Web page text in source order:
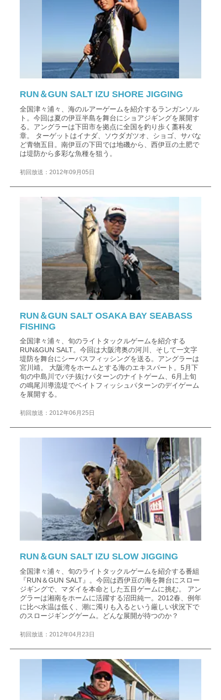
RUN＆GUN SALT IZU SHORE JIGGING
全国津々浦々、海のルアーゲームを紹介するランガンソル
ト。今回は夏の伊豆半島を舞台にショアジギングを展開す
る。アングラーは下田市を拠点に全国を釣り歩く藁科友
章。 ターゲットはイナダ、ソウダガツオ、ショゴ、サバな
ど青物五目。南伊豆の下田では地磯から、西伊豆の土肥で
は堤防から多彩な魚種を狙う。
初回放送：2012年09月05日
RUN＆GUN SALT OSAKA BAY SEABASS
FISHING
全国津々浦々、旬のライトタックルゲームを紹介する
RUN&GUN SALT。今回は大阪湾奥の河川、そして一文字
堤防を舞台にシーバスフィッシングを送る。アングラーは
宮川靖。 大阪湾をホームとする海のエキスパート。5月下
旬の中島川でバチ抜けパターンのナイトゲーム、6月上旬
の鳴尾川導流堤でベイトフィッシュパターンのデイゲーム
を展開する。
初回放送：2012年06月25日
RUN＆GUN SALT IZU SLOW JIGGING
全国津々浦々、旬のライトタックルゲームを紹介する番組
『RUN＆GUN SALT』。今回は西伊豆の海を舞台にスロー
ジギングで、マダイを本命とした五目ゲームに挑む。 アン
グラーは湘南をホームに活躍する沼田純一。2012春、例年
に比べ水温は低く、潮に濁りも入るという厳しい状況下で
のスロージギングゲーム。どんな展開が待つのか？
初回放送：2012年04月23日